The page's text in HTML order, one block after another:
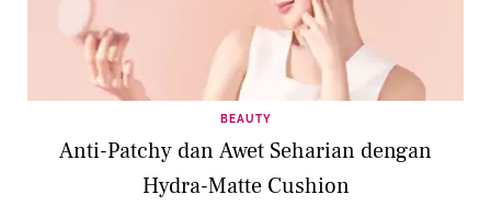
BEAUTY
Anti-Patchy dan Awet Seharian dengan
Hydra-Matte Cushion